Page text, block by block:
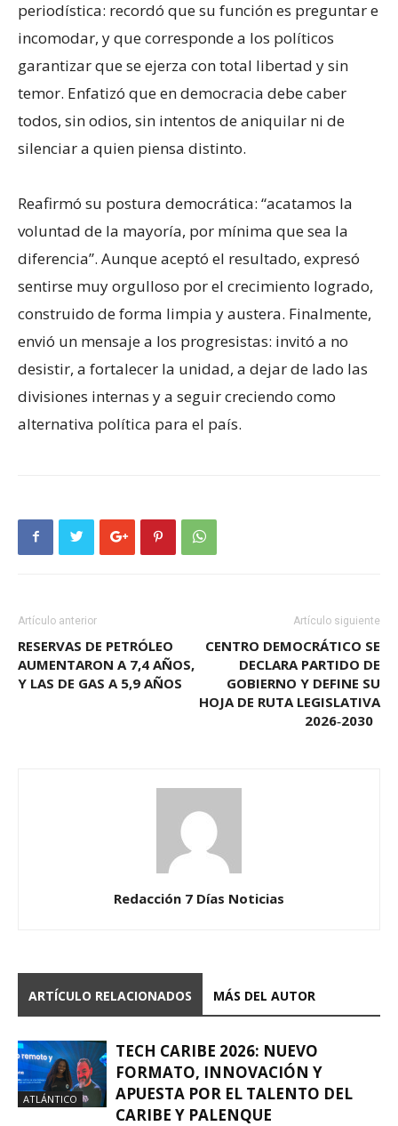
periodística: recordó que su función es preguntar e
incomodar, y que corresponde a los políticos
garantizar que se ejerza con total libertad y sin
temor. Enfatizó que en democracia debe caber
todos, sin odios, sin intentos de aniquilar ni de
silenciar a quien piensa distinto.
Reafirmó su postura democrática: “acatamos la
voluntad de la mayoría, por mínima que sea la
diferencia”. Aunque aceptó el resultado, expresó
sentirse muy orgulloso por el crecimiento logrado,
construido de forma limpia y austera. Finalmente,
envió un mensaje a los progresistas: invitó a no
desistir, a fortalecer la unidad, a dejar de lado las
divisiones internas y a seguir creciendo como
alternativa política para el país.
Artículo anterior
RESERVAS DE PETRÓLEO
AUMENTARON A 7,4 AÑOS,
Y LAS DE GAS A 5,9 AÑOS
Artículo siguiente
CENTRO DEMOCRÁTICO SE
DECLARA PARTIDO DE
GOBIERNO Y DEFINE SU
HOJA DE RUTA LEGISLATIVA
2026‑2030
Redacción 7 Días Noticias
ARTÍCULO RELACIONADOS MÁS DEL AUTOR
ATLÁNTICO
TECH CARIBE 2026: NUEVO
FORMATO, INNOVACIÓN Y
APUESTA POR EL TALENTO DEL
CARIBE Y PALENQUE